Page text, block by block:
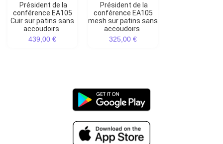
Président de la
conférence EA105
Cuir sur patins sans
accoudoirs
439,00 €
Président de la
conférence EA105
mesh sur patins sans
accoudoirs
325,00 €